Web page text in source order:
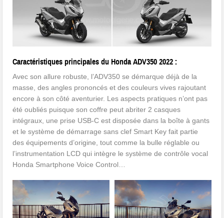
Caractéristiques principales du Honda ADV350 2022 :
Avec son allure robuste, l’ADV350 se démarque déjà de la
masse, des angles prononcés et des couleurs vives rajoutant
encore à son côté aventurier. Les aspects pratiques n’ont pas
été oubliés puisque son coffre peut abriter 2 casques
intégraux, une prise USB-C est disposée dans la boîte à gants
et le système de démarrage sans clef Smart Key fait partie
des équipements d’origine, tout comme la bulle réglable ou
l’instrumentation LCD qui intègre le système de contrôle vocal
Honda Smartphone Voice Control…